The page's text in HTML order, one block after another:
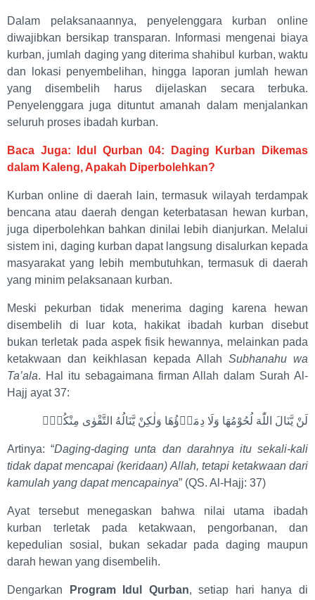
Dalam pelaksanaannya, penyelenggara kurban online
diwajibkan bersikap transparan. Informasi mengenai biaya
kurban, jumlah daging yang diterima shahibul kurban, waktu
dan lokasi penyembelihan, hingga laporan jumlah hewan
yang disembelih harus dijelaskan secara terbuka.
Penyelenggara juga dituntut amanah dalam menjalankan
seluruh proses ibadah kurban.
Baca Juga: Idul Qurban 04: Daging Kurban Dikemas
dalam Kaleng, Apakah Diperbolehkan?
Kurban online di daerah lain, termasuk wilayah terdampak
bencana atau daerah dengan keterbatasan hewan kurban,
juga diperbolehkan bahkan dinilai lebih dianjurkan. Melalui
sistem ini, daging kurban dapat langsung disalurkan kepada
masyarakat yang lebih membutuhkan, termasuk di daerah
yang minim pelaksanaan kurban.
Meski pekurban tidak menerima daging karena hewan
disembelih di luar kota, hakikat ibadah kurban disebut
bukan terletak pada aspek fisik hewannya, melainkan pada
ketakwaan dan keikhlasan kepada Allah Subhanahu wa
Ta’ala. Hal itu sebagaimana firman Allah dalam Surah Al-
Hajj ayat 37:
لَنْ يَّنَالَ اللّٰهَ لُحُوْمُهَا وَلَا دِمَاۤؤُهَا وَلٰكِنْ يَّنَالُهُ التَّقْوٰى مِنْكُمْۗ
Artinya: “Daging-daging unta dan darahnya itu sekali-kali
tidak dapat mencapai (keridaan) Allah, tetapi ketakwaan dari
kamulah yang dapat mencapainya” (QS. Al-Hajj: 37)
Ayat tersebut menegaskan bahwa nilai utama ibadah
kurban terletak pada ketakwaan, pengorbanan, dan
kepedulian sosial, bukan sekadar pada daging maupun
darah hewan yang disembelih.
Dengarkan Program Idul Qurban, setiap hari hanya di